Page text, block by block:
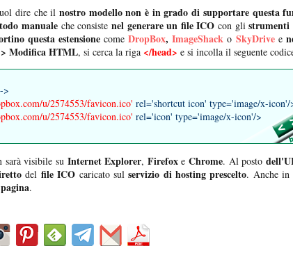
dire che il nostro modello non è in grado di supportare questa
manuale che consiste nel generare un file ICO con glistrumenti
questa estensionecome DropBox,ImageShack o SkyDrivee
> Modifica HTML, si cerca la riga </head> e si incolla il seguente
>
u/2574553/favicon.ico' rel='shortcut icon' type='image/x-icon'/
u/2574553/favicon.ico' rel='icon' type='image/x-icon'/>
visibile su Internet Explorer, Firefoxe Chrome. Al posto
del file ICO caricato sulservizio di hosting prescelto. Anche in
.